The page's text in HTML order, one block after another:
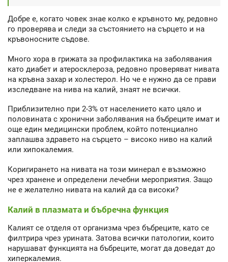
Добре е, когато човек знае колко е кръвното му, редовно
го проверява и следи за състоянието на сърцето и на
кръвоносните съдове.
Много хора в грижата за профилактика на заболявания
като диабет и атеросклероза, редовно проверяват нивата
на кръвна захар и холестерол. Но че е нужно да се прави
изследване на нива на калий, знаят не всички.
Приблизително при 2-3% от населението като цяло и
половината с хронични заболявания на бъбреците имат и
още един медицински проблем, който потенциално
заплашва здравето на сърцето – високо ниво на калий
или хипокалемия.
Коригирането на нивата на този минерал е възможно
чрез хранене и определени лечебни мероприятия. Защо
не е желателно нивата на калий да са високи?
Калий в плазмата и бъбречна функция
Калият се отделя от организма чрез бъбреците, като се
филтрира чрез урината. Затова всички патологии, които
нарушават функцията на бъбреците, могат да доведат до
хиперкалемия.